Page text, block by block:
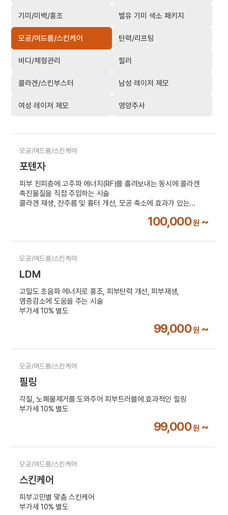
기미/미백/홍조 벨유 기미 색소 패키지
모공/여드름/스킨케어 탄력/리프팅
바디/체형관리 필러
콜라겐/스킨부스터 남성 레이저 제모
여성 레이저 제모 영양주사
모공/여드름/스킨케어
포텐자
피부 진피층에 고주파 에너지(RF)를 흘려보내는 동시에 콜라겐
촉진물질을 직접 주입하는 시술
콜라겐 재생, 잔주름 및 흉터 개선, 모공 축소에 효과가 있는
100,000원 ~
모공/여드름/스킨케어
LDM
고밀도 초음파 에너지로 홍조, 피부탄력 개선, 피부재생,
염증감소에 도움을 주는 시술
부가세 10% 별도
99,000원 ~
모공/여드름/스킨케어
필링
각질, 노폐물제거를 도와주어 피부트러블에 효과적인 필링
부가세 10% 별도
99,000원 ~
모공/여드름/스킨케어
스킨케어
피부고민별 맞춤 스킨케어
부가세 10% 별도